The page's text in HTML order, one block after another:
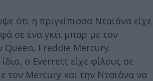
ότι η πριγκίπισσα Νταϊάνα είχε
σε ένα γκέι μπαρ με τον
Queen, Freddie Mercury.
ο Εverrett είχε φίλους σε
τον Mercury και την Νταϊάνα να